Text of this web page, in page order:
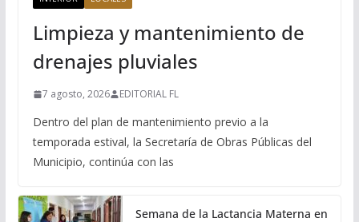
Limpieza y mantenimiento de
drenajes pluviales
7 agosto, 2026 EDITORIAL FL
Dentro del plan de mantenimiento previo a la
temporada estival, la Secretaría de Obras Públicas del
Municipio, continúa con las
Semana de la Lactancia Materna en